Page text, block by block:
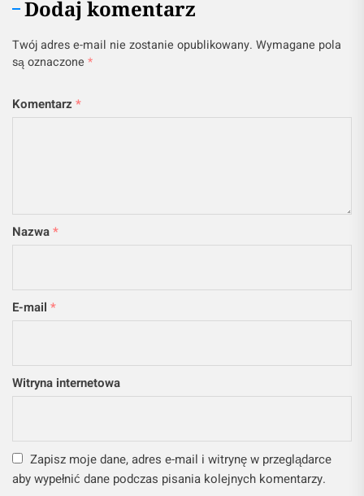
Dodaj komentarz
Twój adres e-mail nie zostanie opublikowany. Wymagane pola
są oznaczone *
Komentarz *
Nazwa*
E-mail *
Witryna internetowa
Zapisz moje dane, adres e-mail i witrynę w przeglądarce
aby wypełnić dane podczas pisania kolejnych komentarzy.